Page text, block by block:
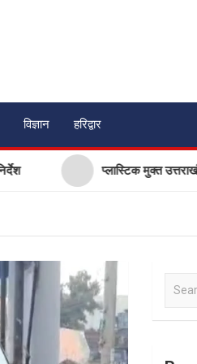
विज्ञान हरिद्वार
प्लास्टिक मुक्त उत्तराखंड बनाने की
a